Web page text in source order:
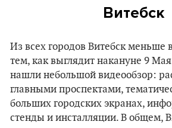
Витебск
Из всех городов Витебск меньше
тем, как выглядит накануне 9
нашли небольшой видеообзор:
главными проспектами,
больших городских экранах,
стенды и инсталляции. В общем,